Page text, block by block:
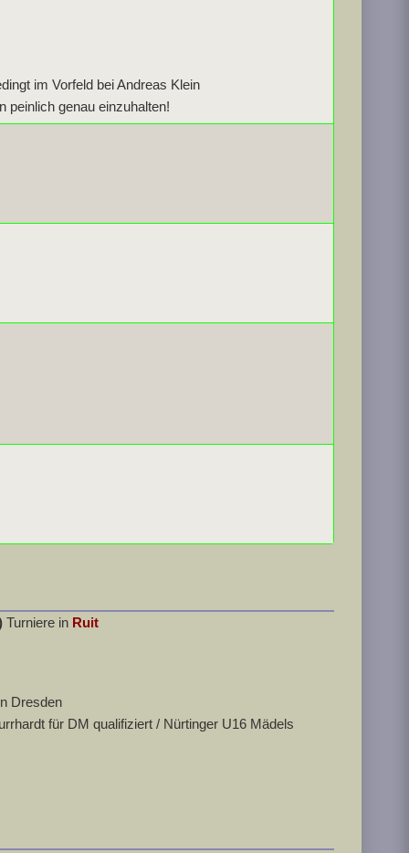
im Vorfeld bei Andreas Klein
peinlich genau einzuhalten!
Turniere in Ruit
Dresden
für DM qualifiziert / Nürtinger U16 Mädels